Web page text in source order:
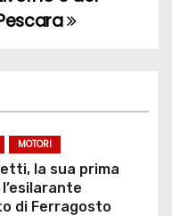
MOTORI
la sua prima
di Ferragosto